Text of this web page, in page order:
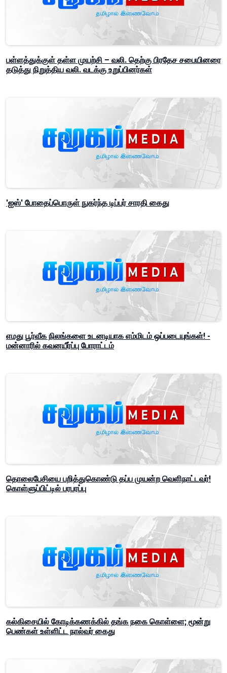
பள்ளத்துக்குள் தள்ள முயற்சி – வலி. தெற்கு பிரதேச சபையினரை
தடுத்து நிறுத்திய வலி. வடக்கு உறுப்பினர்கள்
'ஐஸ்' போதைப்பொருள் நுகர்ந்த டிப்பர் சாரதி கைது
எமது பூர்வீக நிலங்களை உடனடியாக எம்மிடம் ஒப்படையுங்கள்! -
மன்னாரில் கவனயீர்ப்பு போராட்டம்
தொலைபேசியை பறித்துகொண்டு தப்ப முயன்ற வெளிநாட்டவர்!
கொள்ளுப்பிட்டில் பரபரப்பு
கல்கிசையில் கோடிக்கணக்கில் தங்க நகை கொள்ளை; மூன்று
பெண்கள் உள்ளிட்ட நால்வர் கைது